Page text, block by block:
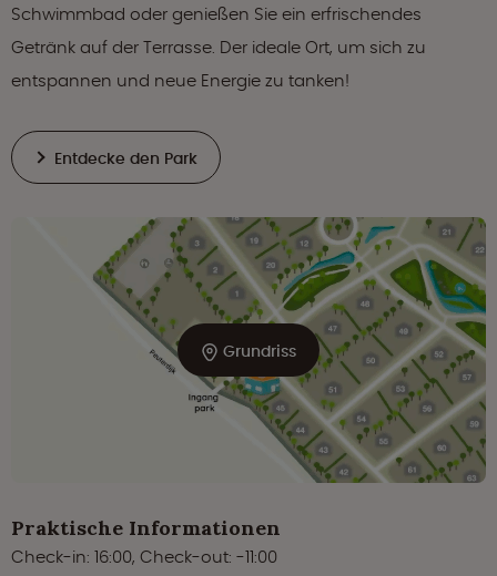
Schwimmbad oder genießen Sie ein erfrischendes
Getränk auf der Terrasse. Der ideale Ort, um sich zu
entspannen und neue Energie zu tanken!
Entdecke den Park
Grundriss
Praktische Informationen
Check-in: 16:00, Check-out: -11:00